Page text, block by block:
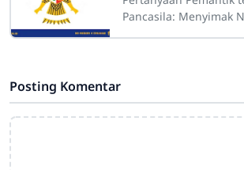
Pancasila: Menyimak
Posting Komentar